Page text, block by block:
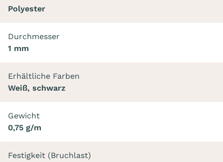
Polyester
Durchmesser
1 mm
Erhältliche Farben
Weiß, schwarz
Gewicht
0,75 g/m
Festigkeit (Bruchlast)